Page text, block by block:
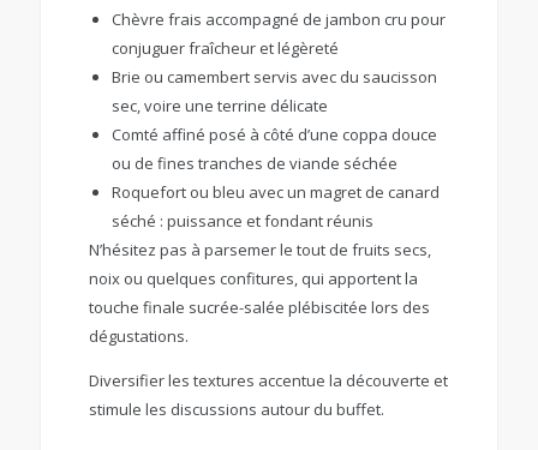
Chèvre frais accompagné de jambon cru pour
conjuguer fraîcheur et légèreté
Brie ou camembert servis avec du saucisson
sec, voire une terrine délicate
Comté affiné posé à côté d’une coppa douce
ou de fines tranches de viande séchée
Roquefort ou bleu avec un magret de canard
séché : puissance et fondant réunis
N’hésitez pas à parsemer le tout de fruits secs,
noix ou quelques confitures, qui apportent la
touche finale sucrée-salée plébiscitée lors des
dégustations.
Diversifier les textures accentue la découverte et
stimule les discussions autour du buffet.